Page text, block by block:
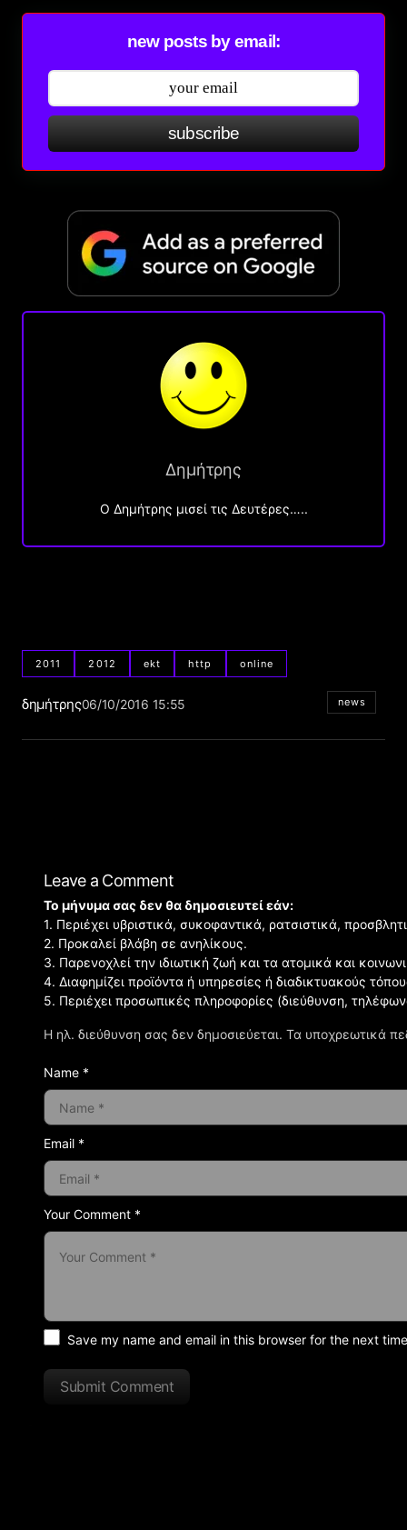
new posts by email:
subscribe
Δημήτρης
O Δημήτρης μισεί τις Δευτέρες…..
2011 2012 ekt http online
δημήτρης06/10/2016 15:55 news
Leave a Comment
Η ηλ. διεύθυνση σας δεν δημοσιεύεται. Τα υποχρεωτικά
Your Comment *
Το μήνυμα σας δεν θα δημοσιευτεί εάν:
1. Περιέχει υβριστικά, συκοφαντικά, ρατσιστικά,
2. Προκαλεί βλάβη σε ανηλίκους.
3. Παρενοχλεί την ιδιωτική ζωή και τα ατομικά και
4. Διαφημίζει προϊόντα ή υπηρεσίες ή διαδικτυακούς
5. Περιέχει προσωπικές πληροφορίες (διεύθυνση,
Name *
Email *
Save my name and email in this browser for the next
Submit Comment